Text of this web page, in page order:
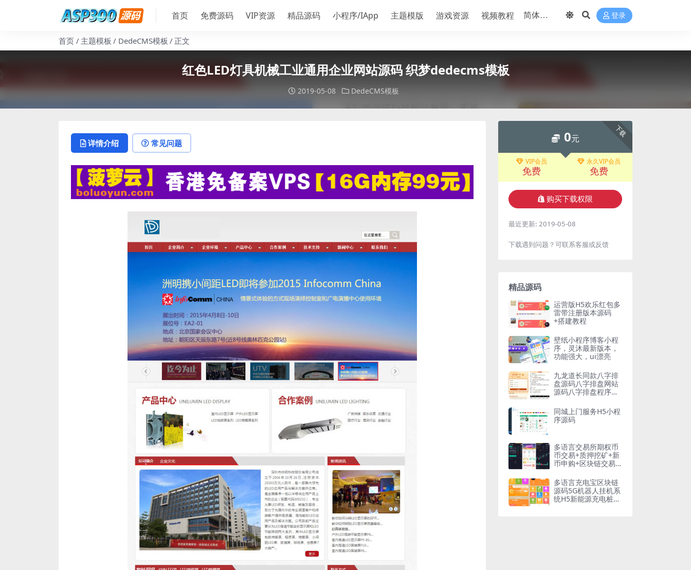
首页 免费源码 VIP资源 精品源码 小程序/IApp 主题模版 游戏资源 视频教程 登录
首页 主题模板 DedeCMS模板 正文
红色LED灯具机械工业通用企业网站源码 织梦dedecms模板
2019-05-08 DedeCMS模板
详情介绍 常见问题
下载
0元
VIP会员
免费
永久VIP会员
免费
购买下载权限
最近更新: 2019-05-08
下载遇到问题？可联系客服或反馈
精品源码
运营版H5欢乐红包多
雷带注册版本源码
+搭建教程
壁纸小程序博客小程
序，灵沐最新版本，
功能强大，ui漂亮
九龙道长同款八字排
盘源码八字排盘网站
源码八字排盘程序源
同城上门服务H5小程
序源码
多语言交易所期权币
币交易+质押挖矿+新
币申购+区块链交易
多语言充电宝区块链
源码5G机器人挂机系
统H5新能源充电桩多